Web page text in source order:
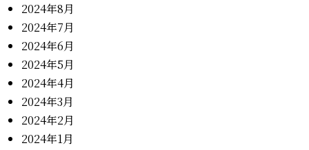
2024年8月
2024年7月
2024年6月
2024年5月
2024年4月
2024年3月
2024年2月
2024年1月